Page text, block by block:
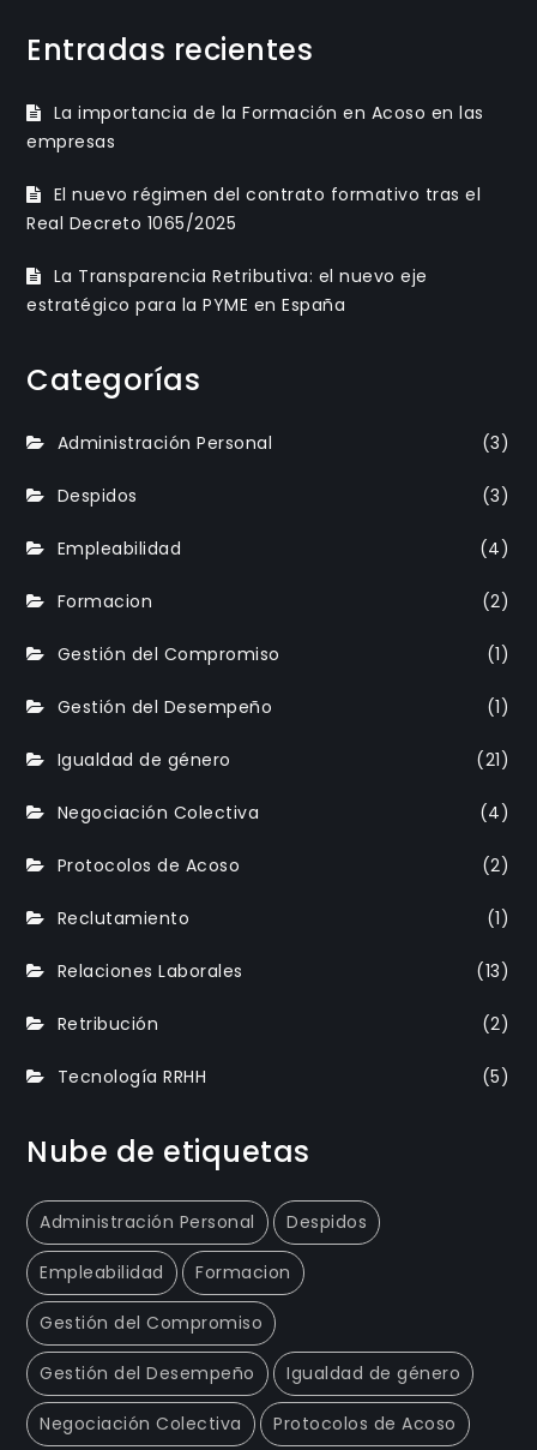
Entradas recientes
La importancia de la Formación en Acoso en las
empresas
El nuevo régimen del contrato formativo tras el
Real Decreto 1065/2025
La Transparencia Retributiva: el nuevo eje
estratégico para la PYME en España
Categorías
Administración Personal (3)
Despidos (3)
Empleabilidad (4)
Formacion (2)
Gestión del Compromiso (1)
Gestión del Desempeño (1)
Igualdad de género (21)
Negociación Colectiva (4)
Protocolos de Acoso (2)
Reclutamiento (1)
Relaciones Laborales (13)
Retribución (2)
Tecnología RRHH (5)
Nube de etiquetas
Administración Personal Despidos
Empleabilidad Formacion
Gestión del Compromiso
Gestión del Desempeño Igualdad de género
Negociación Colectiva Protocolos de Acoso